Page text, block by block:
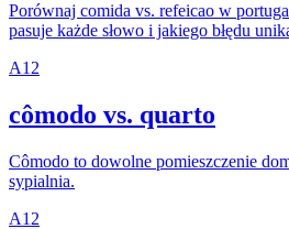
Porównaj comida vs. refeicao w
pasuje każde słowo i jakiego błędu
A1 2
cômodo vs. quarto
Cômodo to dowolne pomieszczenie
sypialnia.
A1 2